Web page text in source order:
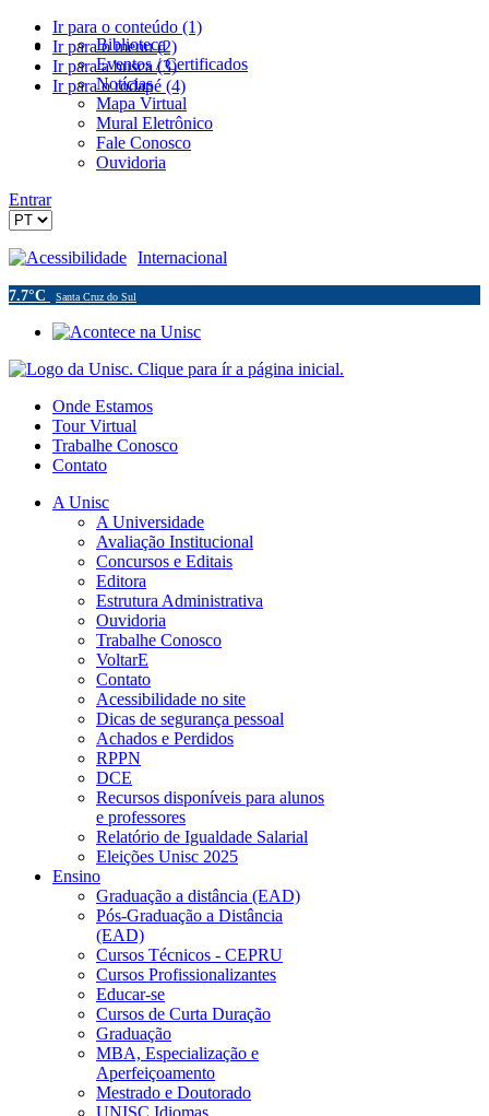
Ir para o conteúdo (1)
Ir para o menu (2)
Ir para a busca (3)
Ir para o rodapé (4)
Biblioteca
Eventos / Certificados
Notícias
Mapa Virtual
Mural Eletrônico
Fale Conosco
Ouvidoria
Entrar
Acessibilidade Internacional
7.7°C Santa Cruz do Sul
Onde Estamos
Tour Virtual
Trabalhe Conosco
Contato
A Unisc
A Universidade
Avaliação Institucional
Concursos e Editais
Editora
Estrutura Administrativa
Ouvidoria
Trabalhe Conosco
VoltarE
Contato
Acessibilidade no site
Dicas de segurança pessoal
Achados e Perdidos
RPPN
DCE
Recursos disponíveis para alunos
e professores
Relatório de Igualdade Salarial
Eleições Unisc 2025
Ensino
Graduação a distância (EAD)
Pós-Graduação a Distância
(EAD)
Cursos Técnicos - CEPRU
Cursos Profissionalizantes
Educar-se
Cursos de Curta Duração
Graduação
MBA, Especialização e
Aperfeiçoamento
Mestrado e Doutorado
UNISC Idiomas